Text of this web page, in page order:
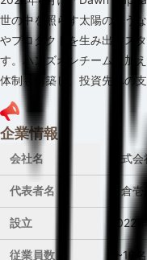
世の中を照らす太陽のよう
やプロダクトを生み出すス
す。ハンズオンチームに加
体制も構築し、投資先への
企業情報
会社名 株式
代表者名 石倉壱
設立 2022 年
従業員数 1~10名